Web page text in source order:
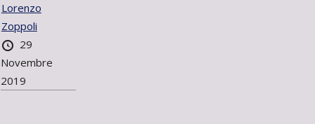
Lorenzo
Zoppoli
29
Novembre
2019